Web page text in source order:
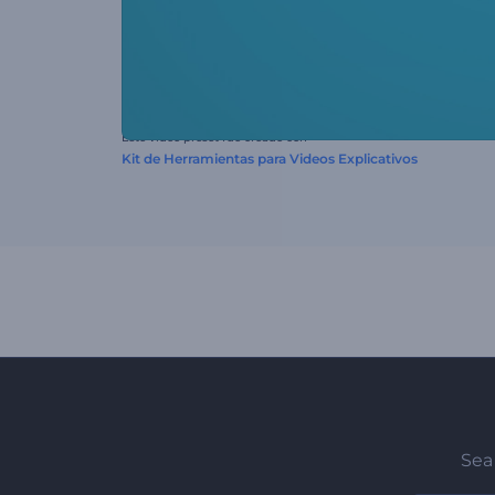
Este video preset fue creado con
Kit de Herramientas para Videos Explicativos